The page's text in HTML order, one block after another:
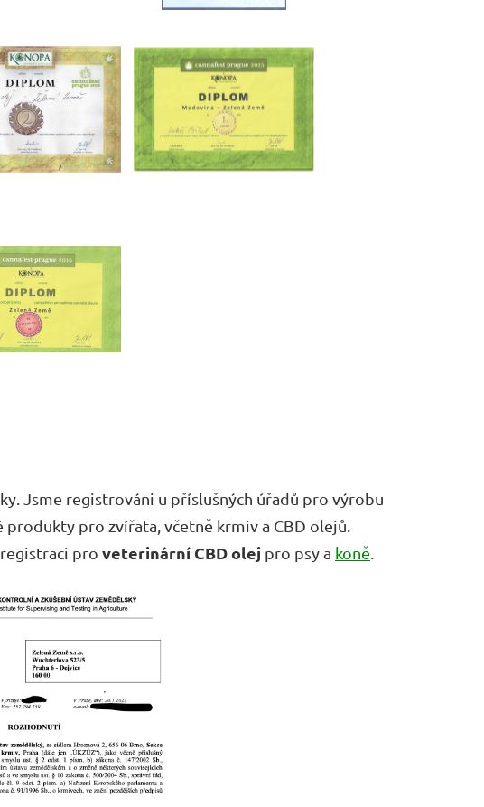
Jsme registrováni u příslušných úřadů pro výrobu
pro zvířata, včetně krmiv a CBD olejů.
pro veterinární CBD olej pro psy a koně.